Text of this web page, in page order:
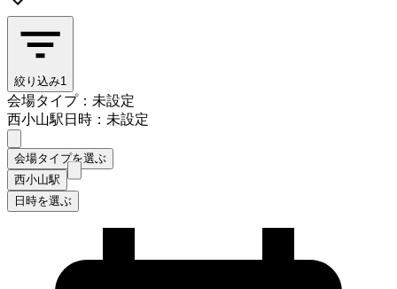
絞り込み1
会場タイプ：未設定
西小山駅日時：未設定
会場タイプを選ぶ
西小山駅
日時を選ぶ